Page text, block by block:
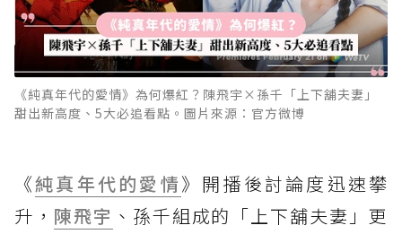
《純真年代的愛情》為何爆紅？陳飛宇×孫千「上下舖夫妻」
甜出新高度、5大必追看點。圖片來源：官方微博
《純真年代的愛情》開播後討論度迅速攀
升， 陳飛宇 、孫千組成的「上下舖夫妻」更